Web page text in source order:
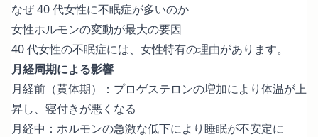
なぜ 40 代女性に不眠症が多いのか
女性ホルモンの変動が最大の要因
40 代女性の不眠症には、女性特有の理由があります。
月経周期による影響
月経前（黄体期）：プロゲステロンの増加により体温が上
昇し、寝付きが悪くなる
月経中：ホルモンの急激な低下により睡眠が不安定に